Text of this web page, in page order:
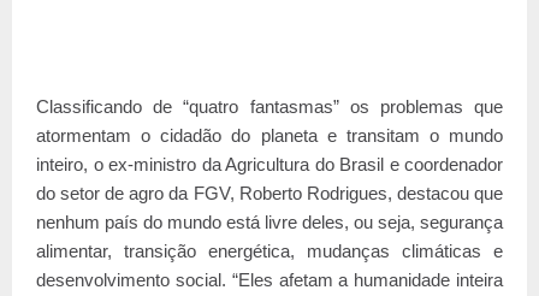
Classificando de “quatro fantasmas” os problemas que
atormentam o cidadão do planeta e transitam o mundo
inteiro, o ex-ministro da Agricultura do Brasil e coordenador
do setor de agro da FGV, Roberto Rodrigues, destacou que
nenhum país do mundo está livre deles, ou seja, segurança
alimentar, transição energética, mudanças climáticas e
desenvolvimento social. “Eles afetam a humanidade inteira